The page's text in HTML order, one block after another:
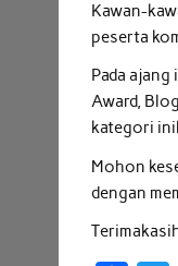
Kawan-
peserta
Pada
Award,
kategori
Mohon
dengan